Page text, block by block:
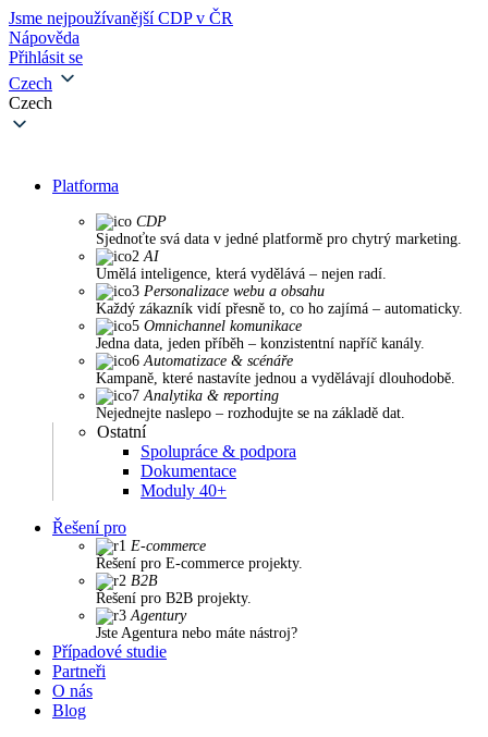
Jsme nejpoužívanější CDP v ČR
Nápověda
Přihlásit se
Czech
Czech
Platforma
CDP
Sjednoťte svá data v jedné platformě pro chytrý marketing.
AI
Umělá inteligence, která vydělává – nejen radí.
Personalizace webu a obsahu
Každý zákazník vidí přesně to, co ho zajímá – automaticky.
Omnichannel komunikace
Jedna data, jeden příběh – konzistentní napříč kanály.
Automatizace & scénáře
Kampaně, které nastavíte jednou a vydělávají dlouhodobě.
Analytika & reporting
Nejednejte naslepo – rozhodujte se na základě dat.
Ostatní
Spolupráce & podpora
Dokumentace
Moduly 40+
Řešení pro
E-commerce
Řešení pro E-commerce projekty.
B2B
Řešení pro B2B projekty.
Agentury
Jste Agentura nebo máte nástroj?
Případové studie
Partneři
O nás
Blog